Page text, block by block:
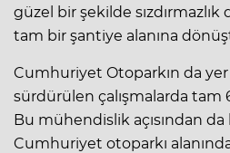
güzel bir şekilde sızdırmazlık
tam bir şantiye alanına
Cumhuriyet Otoparkın da yer
sürdürülen çalışmalarda tam
Bu mühendislik açısından
Cumhuriyet otoparkı